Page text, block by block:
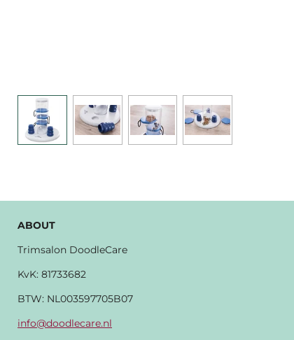
ABOUT
Trimsalon DoodleCare
KvK: 81733682
BTW: NL003597705B07
info@doodlecare.nl